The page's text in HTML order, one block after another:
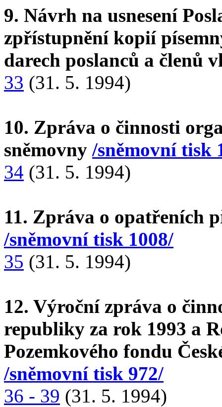
9. Návrh na usnesení
zpřístupnění kopií
darech poslanců a členů
33 (31. 5. 1994)
10. Zpráva o činnosti
sněmovny /sněmovní tisk
34 (31. 5. 1994)
11. Zpráva o opatřeních
/sněmovní tisk 1008/
35 (31. 5. 1994)
12. Výroční zpráva o
republiky za rok 1993 a
Pozemkového fondu
/sněmovní tisk 972/
36 - 39 (31. 5. 1994)